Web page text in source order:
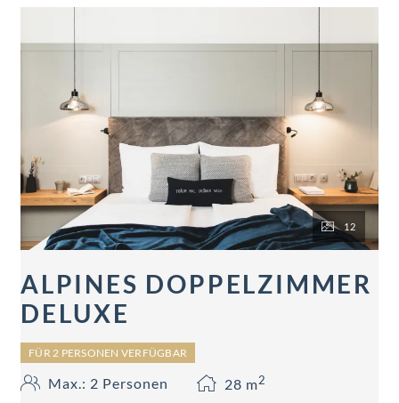
12
ALPINES DOPPELZIMMER
DELUXE
FÜR 2 PERSONEN VERFÜGBAR
Max.: 2 Personen 28 m2